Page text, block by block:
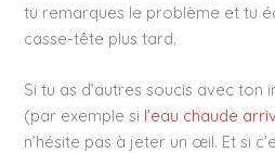
tu remarques le problème et tu
casse-tête plus tard.
Si tu as d’autres soucis avec ton
(par exemple si l’eau chaude
n’hésite pas à jeter un œil. Et si